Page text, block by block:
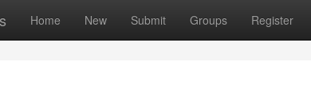
Home New Submit Groups Register